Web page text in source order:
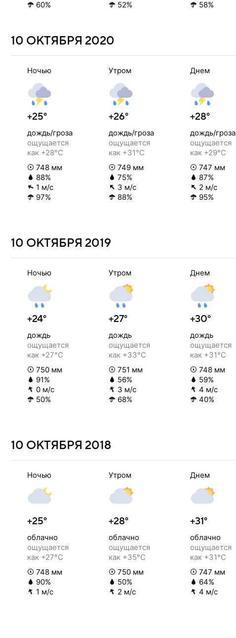
60%
52%
58%
10 ОКТЯБРЯ 2020
Ночью
+25°
дождь/гроза
ощущается
как +28°C
748 мм
88%
1 м/с
97%
Утром
+26°
дождь/гроза
ощущается
как +31°C
749 мм
75%
3 м/с
88%
Днем
+28°
дождь/гроза
ощущается
как +29°C
747 мм
87%
2 м/с
95%
10 ОКТЯБРЯ 2019
Ночью
+24°
дождь
ощущается
как +27°C
750 мм
91%
0 м/с
50%
Утром
+27°
дождь
ощущается
как +33°C
751 мм
56%
3 м/с
68%
Днем
+30°
дождь
ощущается
как +31°C
748 мм
59%
4 м/с
40%
10 ОКТЯБРЯ 2018
Ночью
+25°
облачно
ощущается
как +27°C
748 мм
90%
1 м/с
Утром
+28°
облачно
ощущается
как +35°C
750 мм
50%
2 м/с
Днем
+31°
облачно
ощущается
как +31°C
747 мм
64%
4 м/с